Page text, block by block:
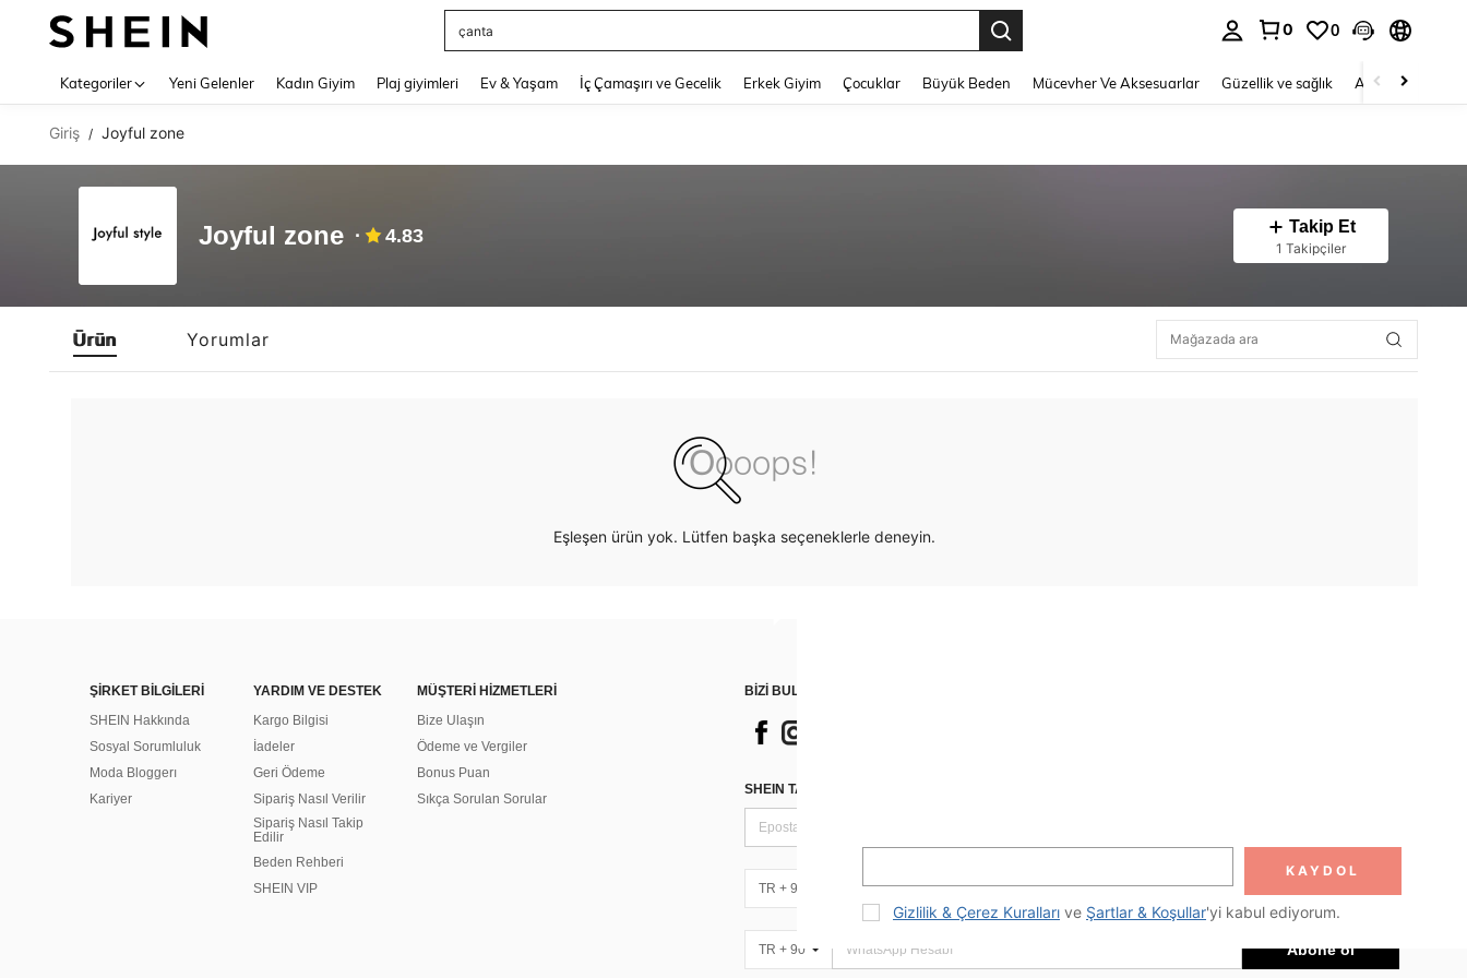
çanta
0 0
Kategoriler Yeni Gelenler Kadın Giyim Plaj giyimleri Ev & Yaşam İç Çamaşırı ve Gecelik Erkek Giyim Çocuklar Büyük Beden Mücevher Ve Aksesuarlar Güzellik ve sağlık Ayakkabı
Giriş / Joyful zone
Joyful zone 4.83 Takip Et
1 Takipçiler
Ürün Yorumlar
Eşleşen ürün yok. Lütfen başka seçeneklerle deneyin.
ŞİRKET BİLGİLERİ
SHEIN Hakkında
Sosyal Sorumluluk
Moda Bloggerı
Kariyer
YARDIM VE DESTEK
Kargo Bilgisi
İadeler
Geri Ödeme
Sipariş Nasıl Verilir
Sipariş Nasıl Takip
Edilir
Beden Rehberi
SHEIN VIP
MÜŞTERİ HİZMETLERİ
Bize Ulaşın
Ödeme ve Vergiler
Bonus Puan
Sıkça Sorulan Sorular
BİZİ BULUN
SHEIN TARZI HABERLER IÇIN KAYDOLUN
TR + 90
TR + 90 Abone ol
KAYDOL
Gizlilik & Çerez Kuralları ve Şartlar & Koşullar'yi kabul ediyorum.